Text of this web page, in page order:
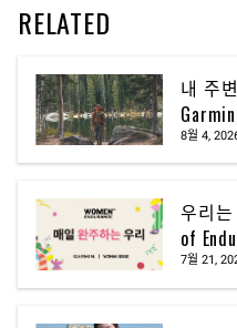
RELATED
내 주
8월 4,
우리
of
7월 21,